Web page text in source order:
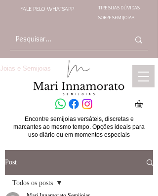
FALE PELO WHATSAPP
TIRE SUAS DÚVIDAS
SOBRE SEMIJOIAS
Joias e Semijoias
Encontre semijoias versáteis, discretas e
marcantes ao mesmo tempo. Opções ideais para
uso diário ou em momentos especiais
Post
Todos os posts